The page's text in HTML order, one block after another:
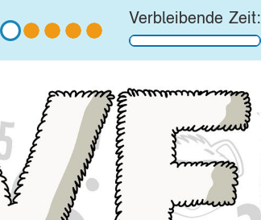
Verbleibende Zeit: